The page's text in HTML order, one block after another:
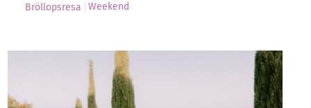
Bröllopsresa Weekend